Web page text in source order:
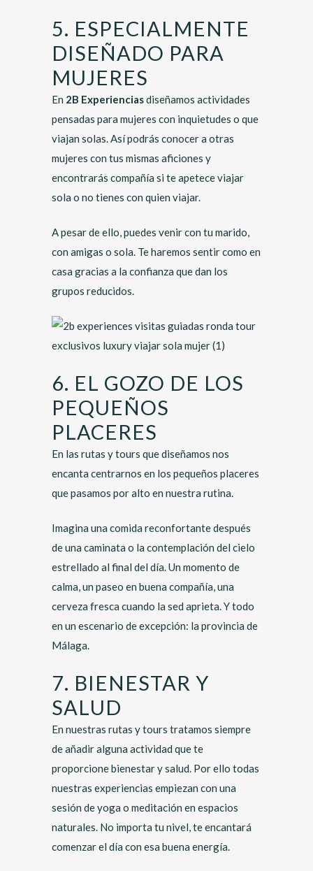
5. ESPECIALMENTE
DISEÑADO PARA
MUJERES
En 2B Experienciasdiseñamos actividades
pensadas para mujeres con inquietudes o que
viajan solas. Así podrás conocer a otras
mujeres con tus mismas aficiones y
encontrarás compañía si te apetece viajar
sola o no tienes con quien viajar.
A pesar de ello, puedes venir con tu marido,
con amigas o sola. Te haremos sentir como en
casa gracias a la confianza que dan los
grupos reducidos.
6. EL GOZO DE LOS
PEQUEÑOS
PLACERES
En las rutas y tours que diseñamos nos
encanta centrarnos en los pequeños placeres
que pasamos por alto en nuestra rutina.
Imagina una comida reconfortante después
de una caminata o la contemplación del cielo
estrellado al final del día. Un momento de
calma, un paseo en buena compañía, una
cerveza fresca cuando la sed aprieta. Y todo
en un escenario de excepción: la provincia de
Málaga.
7. BIENESTAR Y
SALUD
En nuestras rutas y tours tratamos siempre
de añadir alguna actividad que te
proporcione bienestar y salud. Por ello todas
nuestras experiencias empiezan con una
sesión de yoga o meditación en espacios
naturales. No importa tu nivel, te encantará
comenzar el día con esa buena energía.